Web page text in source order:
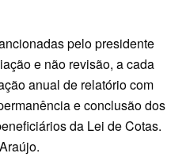
pelo presidente
e não revisão, a cada
anual de relatório com
e conclusão dos
da Lei de Cotas.